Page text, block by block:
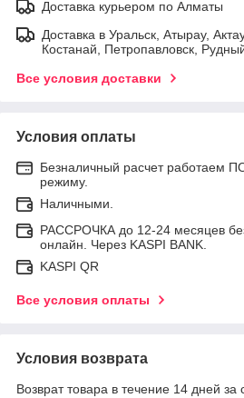
Доставка курьером по Алматы
Доставка в Уральск, Атырау,
Костанай, Петропавловск,
Все условия доставки
Условия оплаты
Безналичный расчет работаем
режиму.
Наличными.
РАССРОЧКА до 12-24 месяцев
онлайн. Через KASPI BANK.
KASPI QR
Все условия оплаты
Условия возврата
Возврат товара в течение 14 дней за